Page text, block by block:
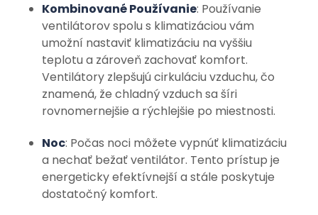
Kombinované Používanie: Používanie
ventilátorov spolu s klimatizáciou vám
umožní nastaviť klimatizáciu na vyššiu
teplotu a zároveň zachovať komfort.
Ventilátory zlepšujú cirkuláciu vzduchu, čo
znamená, že chladný vzduch sa šíri
rovnomernejšie a rýchlejšie po miestnosti.
Noc: Počas noci môžete vypnúť klimatizáciu
a nechať bežať ventilátor. Tento prístup je
energeticky efektívnejší a stále poskytuje
dostatočný komfort.